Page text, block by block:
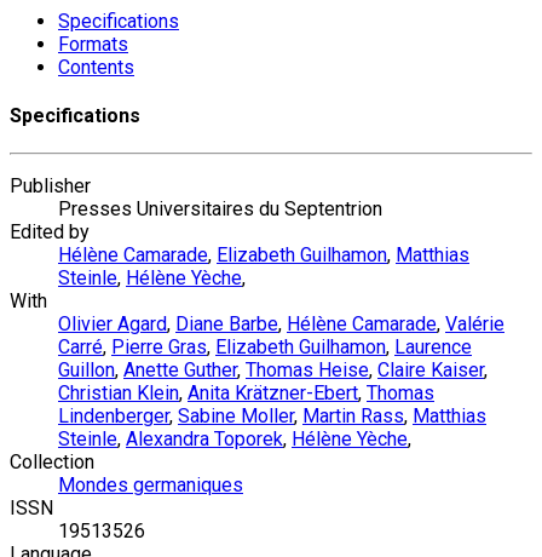
Specifications
Formats
Contents
Specifications
Publisher
Presses Universitaires du Septentrion
Edited by
Hélène Camarade, Elizabeth Guilhamon, Matthias
Steinle, Hélène Yèche,
With
Olivier Agard, Diane Barbe, Hélène Camarade, Valérie
Carré, Pierre Gras, Elizabeth Guilhamon, Laurence
Guillon, Anette Guther, Thomas Heise, Claire Kaiser,
Christian Klein, Anita Krätzner-Ebert, Thomas
Lindenberger, Sabine Moller, Martin Rass, Matthias
Steinle, Alexandra Toporek, Hélène Yèche,
Collection
Mondes germaniques
ISSN
19513526